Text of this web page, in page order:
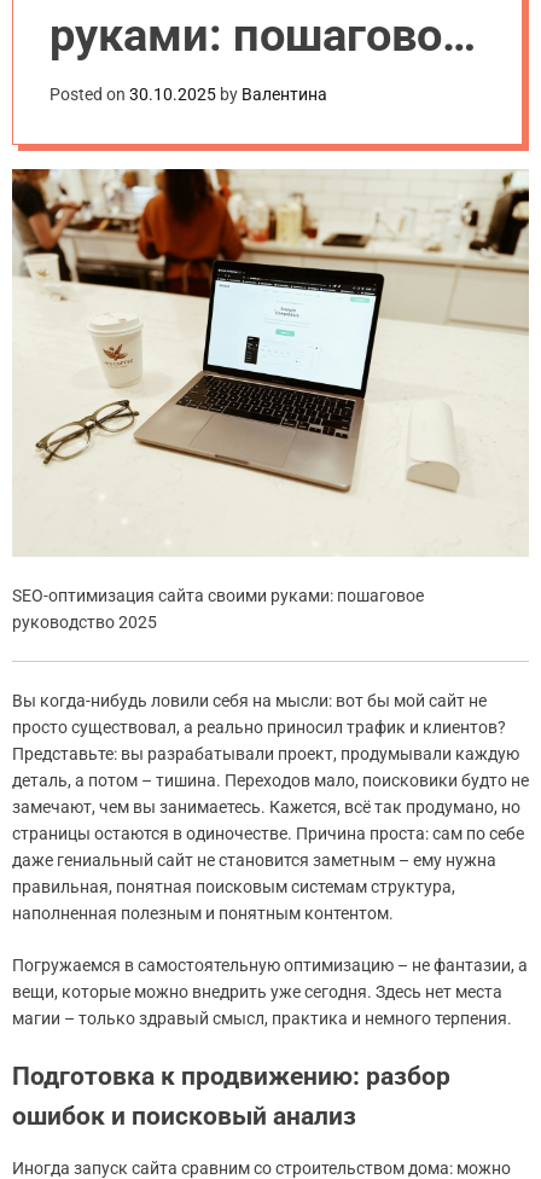
руками: пошаговое
руководство 2025
Posted on 30.10.2025 by Валентина
SEO-оптимизация сайта своими руками: пошаговое
руководство 2025
Вы когда-нибудь ловили себя на мысли: вот бы мой сайт не
просто существовал, а реально приносил трафик и клиентов?
Представьте: вы разрабатывали проект, продумывали каждую
деталь, а потом – тишина. Переходов мало, поисковики будто не
замечают, чем вы занимаетесь. Кажется, всё так продумано, но
страницы остаются в одиночестве. Причина проста: сам по себе
даже гениальный сайт не становится заметным – ему нужна
правильная, понятная поисковым системам структура,
наполненная полезным и понятным контентом.
Погружаемся в самостоятельную оптимизацию – не фантазии, а
вещи, которые можно внедрить уже сегодня. Здесь нет места
магии – только здравый смысл, практика и немного терпения.
Подготовка к продвижению: разбор
ошибок и поисковый анализ
Иногда запуск сайта сравним со строительством дома: можно